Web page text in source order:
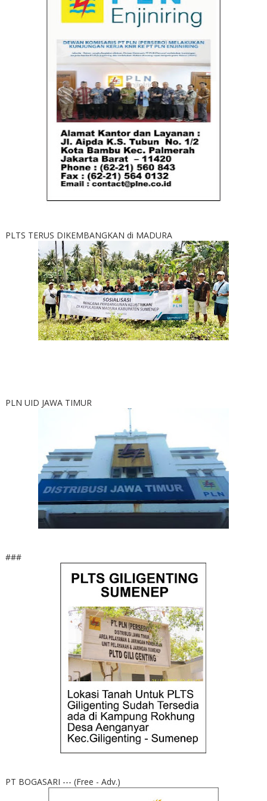
PLTS TERUS DIKEMBANGKAN di MADURA
PLN UID JAWA TIMUR
###
PT BOGASARI --- (Free - Adv.)